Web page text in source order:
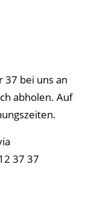
37 bei uns an
abholen. Auf
37 37